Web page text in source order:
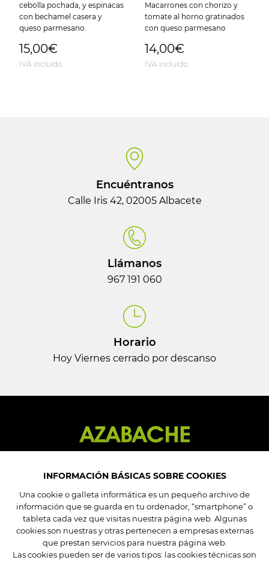
cebolla pochada, y espinacas
con bechamel casera y
queso parmesano.
15,00€
IVA incluido
Macarrones con chorizo y
tomate al horno gratinados
con queso parmesano
14,00€
IVA incluido
Encuéntranos
Calle Iris 42, 02005 Albacete
Llámanos
967 191 060
Horario
Hoy Viernes cerrado por descanso
Mi cuenta
Mis pedidos
Mis datos
Mis direcciones
INFORMACIÓN BÁSICAS SOBRE COOKIES
Una cookie o galleta informática es un pequeño archivo de
información que se guarda en tu ordenador, “smartphone” o
tableta cada vez que visitas nuestra página web. Algunas
cookies son nuestras y otras pertenecen a empresas externas
que prestan servicios para nuestra página web.
Las cookies pueden ser de varios tipos: las cookies técnicas son